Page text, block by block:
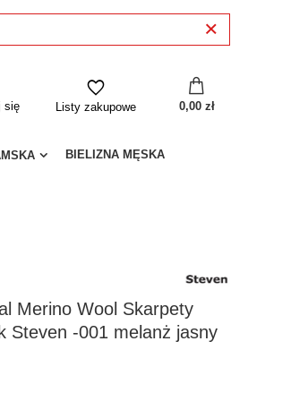
się Listy zakupowe 0,00 zł
BIELIZNA MĘSKA
Merino Wool Skarpety
Steven -001 melanż jasny